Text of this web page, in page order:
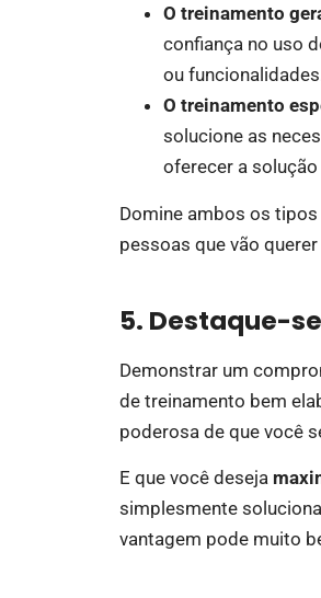
O treinamento
confiança no uso
ou
O treinamento
solucione as
oferecer a
Domine ambos os
pessoas que vão
5. Destaque-
Demonstrar um
de treinamento bem
poderosa de que você
E que você deseja
simplesmente
vantagem pode muito